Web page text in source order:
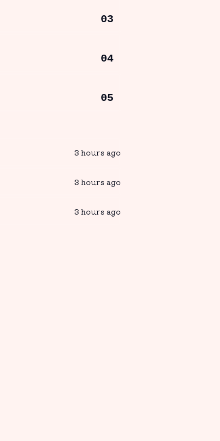
03
04
05
3 hours ago
3 hours ago
3 hours ago